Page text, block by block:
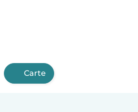
Carte